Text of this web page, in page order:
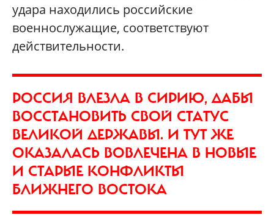
удара находились российские
военнослужащие, соответствуют
действительности.
РОССИЯ ВЛЕЗЛА В СИРИЮ, ДАБЫ
ВОССТАНОВИТЬ СВОЙ СТАТУС
ВЕЛИКОЙ ДЕРЖАВЫ. И ТУТ ЖЕ
ОКАЗАЛАСЬ ВОВЛЕЧЕНА В НОВЫЕ
И СТАРЫЕ КОНФЛИКТЫ
БЛИЖНЕГО ВОСТОКА